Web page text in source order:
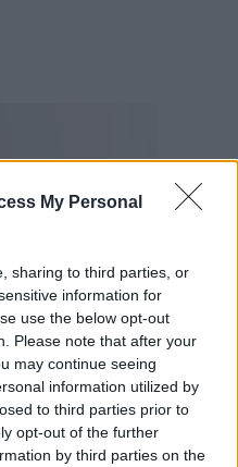
My Personal
sharing to third parties, or
information for
use the below opt-out
Please note that after your
may continue seeing
information utilized by
to third parties prior to
opt-out of the further
by third parties on the